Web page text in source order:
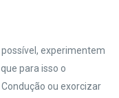
experimentem
para isso o
ou exorcizar